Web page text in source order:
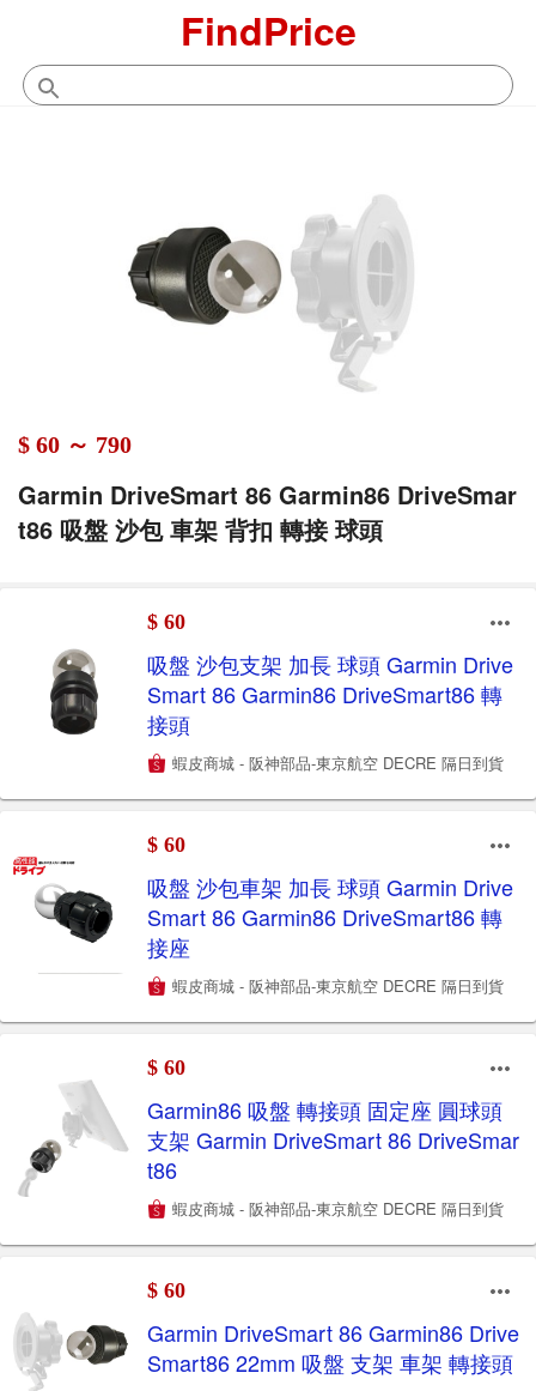
FindPrice
$ 60 ～ 790
Garmin DriveSmart 86 Garmin86 DriveSmar
t86 吸盤 沙包 車架 背扣 轉接 球頭
$ 60
吸盤 沙包支架 加長 球頭 Garmin Drive
Smart 86 Garmin86 DriveSmart86 轉
接頭
蝦皮商城 - 阪神部品-東京航空 DECRE 隔日到貨
$ 60
吸盤 沙包車架 加長 球頭 Garmin Drive
Smart 86 Garmin86 DriveSmart86 轉
接座
蝦皮商城 - 阪神部品-東京航空 DECRE 隔日到貨
$ 60
Garmin86 吸盤 轉接頭 固定座 圓球頭
支架 Garmin DriveSmart 86 DriveSmar
t86
蝦皮商城 - 阪神部品-東京航空 DECRE 隔日到貨
$ 60
Garmin DriveSmart 86 Garmin86 Drive
Smart86 22mm 吸盤 支架 車架 轉接頭